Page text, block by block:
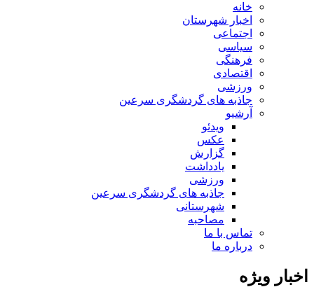
خانه
اخبار شهرستان
اجتماعی
سیاسی
فرهنگی
اقتصادی
ورزشی
جاذبه های گردشگری سرعین
آرشیو
ویدئو
عکس
گزارش
یادداشت
ورزشی
جاذبه های گردشگری سرعین
شهرستانی
مصاحبه
تماس با ما
درباره ما
اخبار ویژه